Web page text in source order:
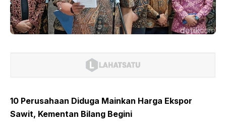
10 Perusahaan Diduga Mainkan Harga Ekspor
Sawit, Kementan Bilang Begini